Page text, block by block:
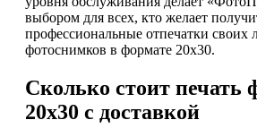
выбором для всех, кто желает
профессиональные отпечатки
фотоснимков в формате 20х30.
Сколько стоит печать
20х30 с доставкой